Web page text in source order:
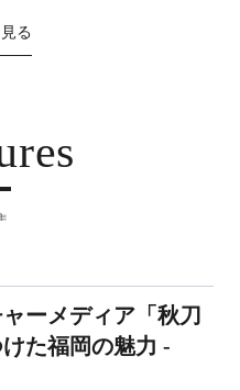
る
ーメディア「秋刀
た福岡の魅力 -